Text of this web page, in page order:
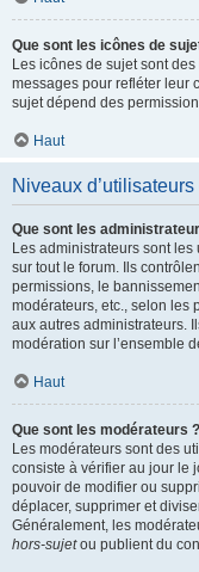
Que sont les icônes de
Les icônes de sujet sont
messages pour refléter leur
sujet dépend des
Haut
Niveaux
Que sont les
Les administrateurs sont
sur tout le forum. Ils
permissions, le
modérateurs, etc., selon les
aux autres administrateurs.
modération sur l’ensemble
Haut
Que sont les modérateurs ?
Les modérateurs sont des
consiste à vérifier au jour le
pouvoir de modifier ou
déplacer, supprimer et
Généralement, les
hors-sujetou publient du